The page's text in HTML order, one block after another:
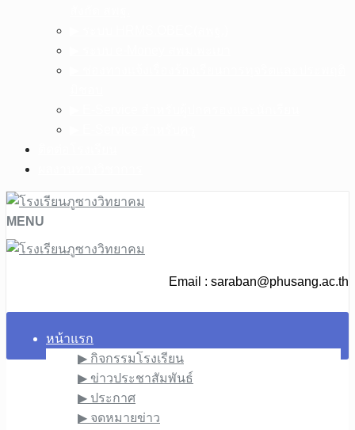
MENU
Email : saraban@phusang.ac.th
หน้าแรก
▶︎ กิจกรรมโรงเรียน
▶︎ ข่าวประชาสัมพันธ์
▶︎ ประกาศ
▶︎ จดหมายข่าว